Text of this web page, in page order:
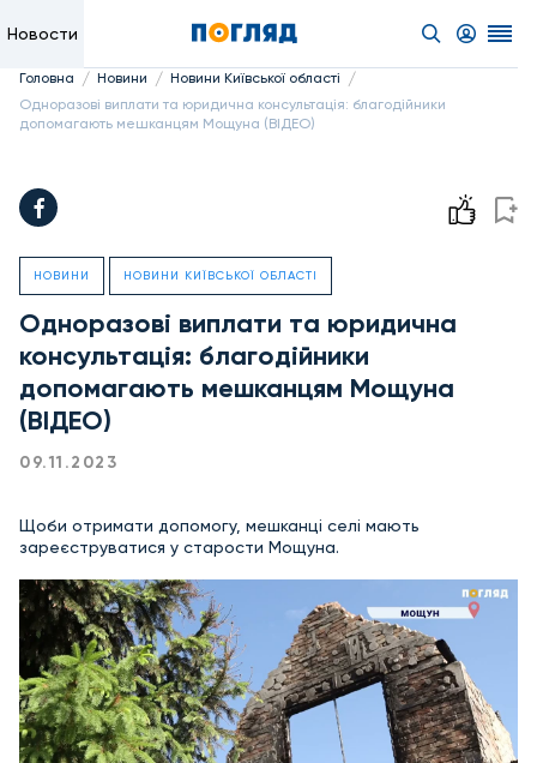
Новости
Головна / Новини / Новини Київської області /
Одноразові виплати та юридична консультація: благодійники
допомагають мешканцям Мощуна (ВІДЕО)
НОВИНИ НОВИНИ КИЇВСЬКОЇ ОБЛАСТІ
Одноразові виплати та юридична
консультація: благодійники
допомагають мешканцям Мощуна
(ВІДЕО)
09.11.2023
Щоби отримати допомогу, мешканці селі мають
зареєструватися у старости Мощуна.